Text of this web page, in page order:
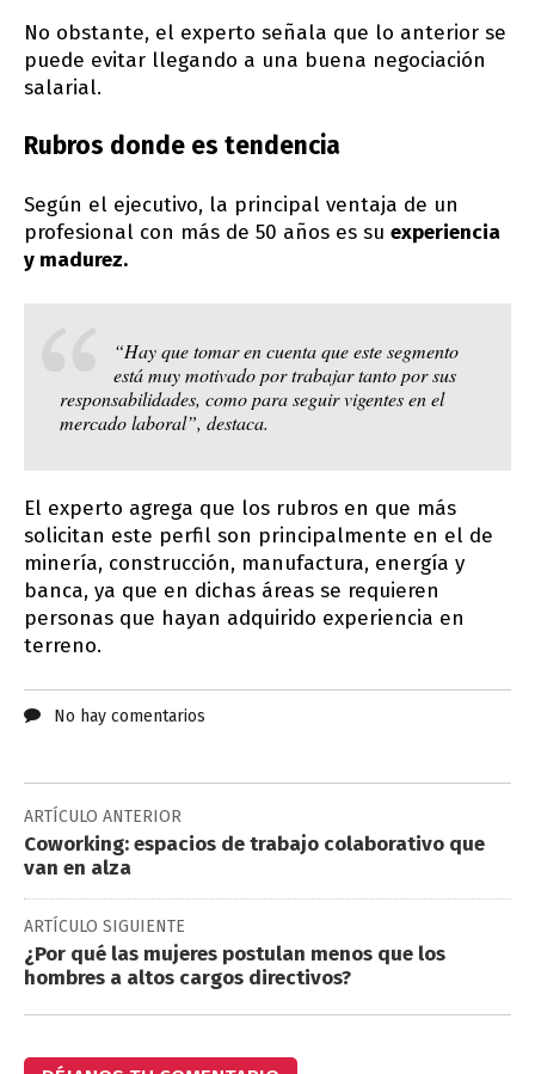
No obstante, el experto señala que lo anterior se
puede evitar llegando a una buena negociación
salarial.
Rubros donde es tendencia
Según el ejecutivo, la principal ventaja de un
profesional con más de 50 años es su experiencia
y madurez.
“Hay que tomar en cuenta que este segmento
está muy motivado por trabajar tanto por sus
responsabilidades, como para seguir vigentes en el
mercado laboral”, destaca.
El experto agrega que los rubros en que más
solicitan este perfil son principalmente en el de
minería, construcción, manufactura, energía y
banca, ya que en dichas áreas se requieren
personas que hayan adquirido experiencia en
terreno.
No hay comentarios
ARTÍCULO ANTERIOR
Coworking: espacios de trabajo colaborativo que
van en alza
ARTÍCULO SIGUIENTE
¿Por qué las mujeres postulan menos que los
hombres a altos cargos directivos?